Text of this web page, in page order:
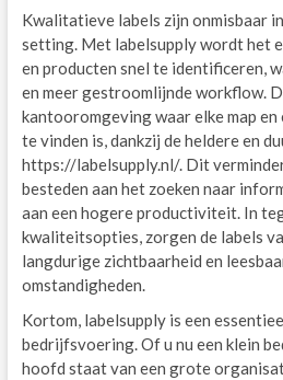
Kwalitatieve labels zijn onmisbaar
setting. Met labelsupply wordt het
en producten snel te identificeren,
en meer gestroomlijnde workflow.
kantooromgeving waar elke map en
te vinden is, dankzij de heldere en
https://labelsupply.nl/. Dit
besteden aan het zoeken naar
aan een hogere productiviteit. In
kwaliteitsopties, zorgen de labels
langdurige zichtbaarheid en
omstandigheden.
Kortom, labelsupply is een
bedrijfsvoering. Of u nu een klein
hoofd staat van een grote